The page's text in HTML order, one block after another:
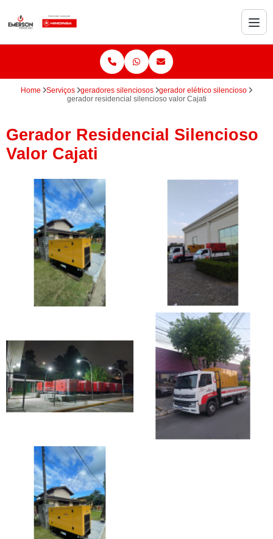
Home Serviços geradores silenciosos
gerador elétrico silencioso
gerador residencial silencioso valor Cajati
Gerador Residencial Silencioso
Valor Cajati